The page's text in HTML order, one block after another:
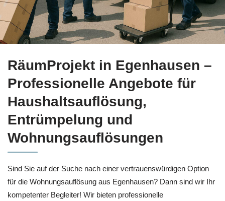
RäumProjekt in Egenhausen –
Professionelle Angebote für
Haushaltsauflösung,
Entrümpelung und
Wohnungsauflösungen
Sind Sie auf der Suche nach einer vertrauenswürdigen Option
für die Wohnungsauflösung aus Egenhausen? Dann sind wir Ihr
kompetenter Begleiter! Wir bieten professionelle